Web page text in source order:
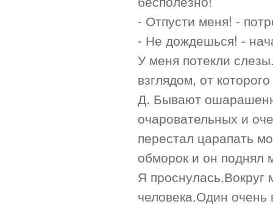
- Отпусти меня! -
- Не дождешься! -
У меня потекли
взглядом, от
Д. Бывают
очаровательных и
перестал царапать
обморок и он поднял
Я
человека.Один очень